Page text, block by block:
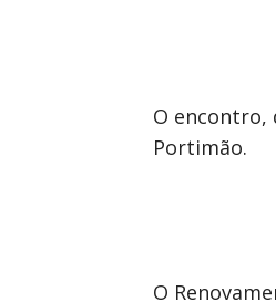
O encontro,
Portimão.
O